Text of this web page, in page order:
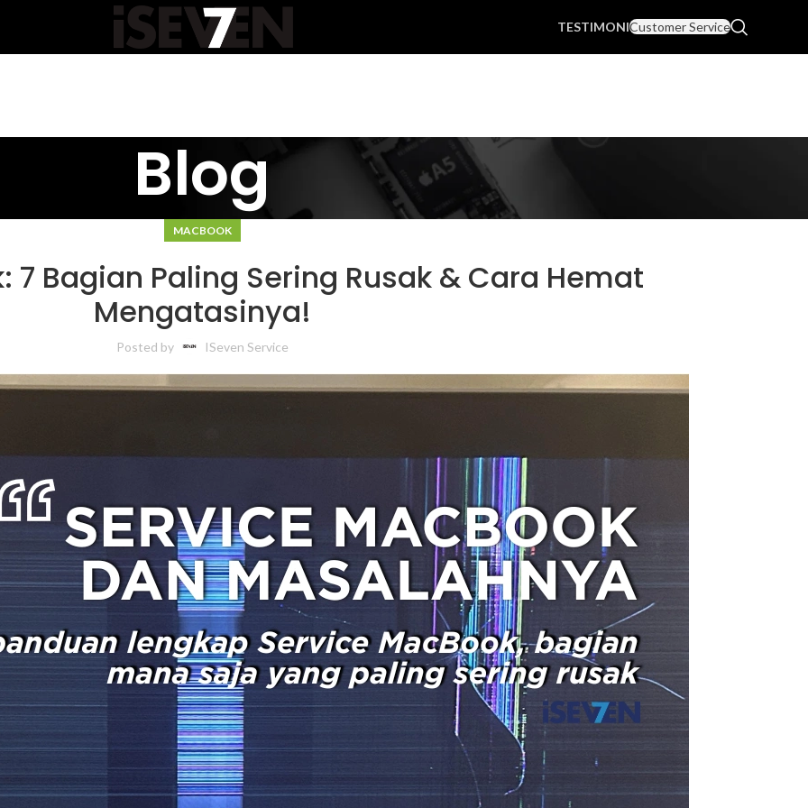
TESTIMONICustomer Service
Blog
MACBOOK
7 Bagian Paling Sering Rusak & Cara Hemat
Mengatasinya!
Posted by ISeven Service